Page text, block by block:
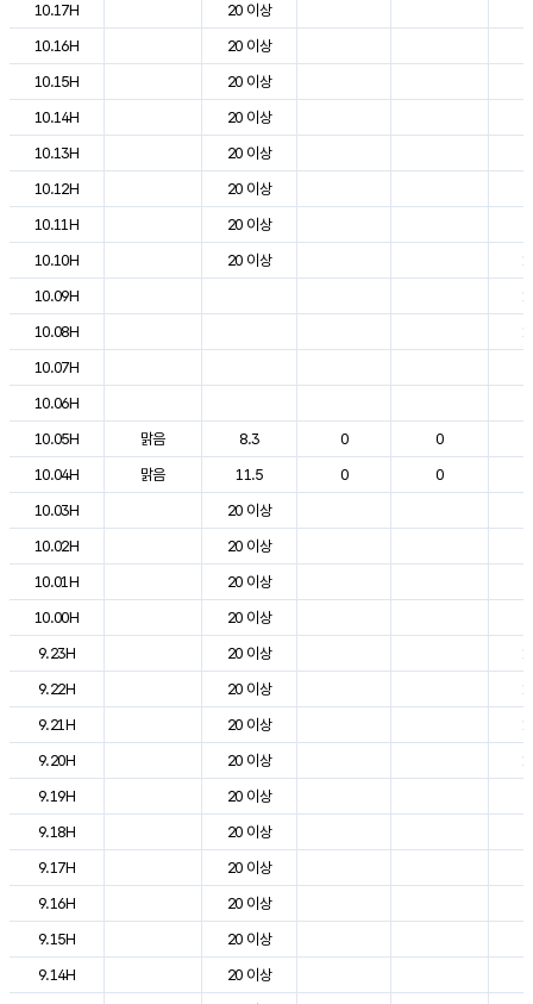
10.17H
20 이상
10.16H
20 이상
10.15H
20 이상
10.14H
20 이상
10.13H
20 이상
10.12H
20 이상
10.11H
20 이상
10.10H
20 이상
10.09H
10.08H
10.07H
10.06H
10.05H
맑음 8.3 0 0
10.04H
맑음 11.5 0 0
10.03H
20 이상
10.02H
20 이상
10.01H
20 이상
10.00H
20 이상
9.23H
20 이상
9.22H
20 이상
9.21H
20 이상
9.20H
20 이상
9.19H
20 이상
9.18H
20 이상
9.17H
20 이상
9.16H
20 이상
9.15H
20 이상
9.14H
20 이상